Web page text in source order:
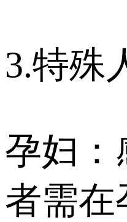
3.特殊
孕妇：
者需在